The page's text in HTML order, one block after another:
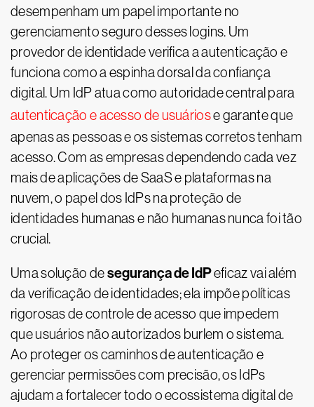
desempenham um papel importante no
gerenciamento seguro desses logins. Um
provedor de identidade verifica a autenticação e
funciona como a espinha dorsal da confiança
digital. Um IdP atua como autoridade central para
autenticação e acesso de usuáriose garante que
apenas as pessoas e os sistemas corretos tenham
acesso. Com as empresas dependendo cada vez
mais de aplicações de SaaS e plataformas na
nuvem, o papel dos IdPs na proteção de
identidades humanas e não humanas nunca foi tão
crucial.
Uma solução desegurança de IdPeficaz vai além
da verificação de identidades; ela impõe políticas
rigorosas de controle de acesso que impedem
que usuários não autorizados burlem o sistema.
Ao proteger os caminhos de autenticação e
gerenciar permissões com precisão, os IdPs
ajudam a fortalecer todo o ecossistema digital de